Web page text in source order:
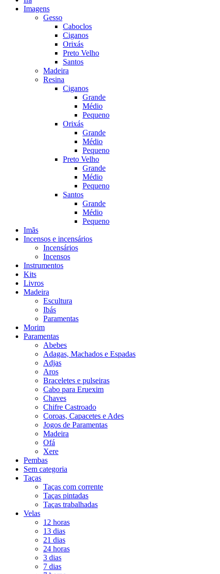
Imagens
Gesso
Caboclos
Ciganos
Orixás
Preto Velho
Santos
Madeira
Resina
Ciganos
Grande
Médio
Pequeno
Orixás
Grande
Médio
Pequeno
Preto Velho
Grande
Médio
Pequeno
Santos
Grande
Médio
Pequeno
Imãs
Incensos e incensários
Incensários
Incensos
Instrumentos
Kits
Livros
Madeira
Escultura
Ibás
Paramentas
Morim
Paramentas
Abebes
Adagas, Machados e Espadas
Adjas
Aros
Braceletes e pulseiras
Cabo para Eruexim
Chaves
Chifre Castroado
Coroas, Capacetes e Ades
Jogos de Paramentas
Madeira
Ofá
Xere
Pembas
Sem categoria
Taças
Taças com corrente
Taças pintadas
Taças trabalhadas
Velas
12 horas
13 dias
21 dias
24 horas
3 dias
7 dias